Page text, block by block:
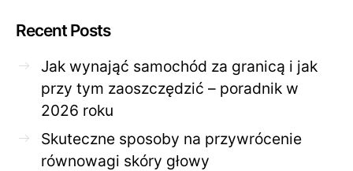
Recent Posts
Jak wynająć samochód za granicą i jak
przy tym zaoszczędzić – poradnik w
2026 roku
Skuteczne sposoby na przywrócenie
równowagi skóry głowy